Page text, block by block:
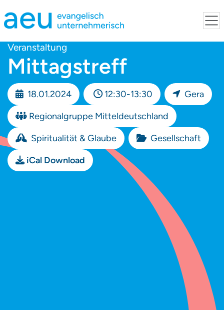
Veranstaltung
Mittagstreff
18.01.2024 12:30-13:30
Gera
Regionalgruppe Mitteldeutschland
Spiritualität & Glaube
Gesellschaft
iCal Download